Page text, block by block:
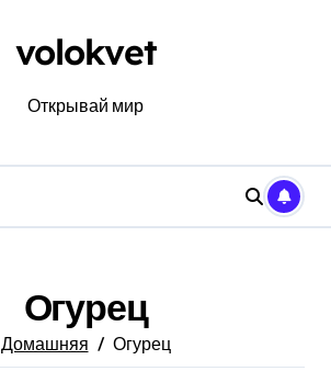
volokvet
Открывай мир
Огурец
Домашняя Огурец